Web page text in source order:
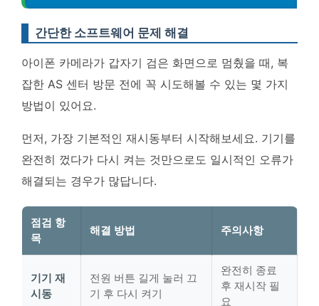
간단한 소프트웨어 문제 해결
아이폰 카메라가 갑자기 검은 화면으로 멈췄을 때, 복
잡한 AS 센터 방문 전에 꼭 시도해볼 수 있는 몇 가지
방법이 있어요.
먼저, 가장 기본적인 재시동부터 시작해보세요. 기기를
완전히 껐다가 다시 켜는 것만으로도 일시적인 오류가
해결되는 경우가 많답니다.
점검 항
목
해결 방법 주의사항
기기 재
시동
전원 버튼 길게 눌러 끄
기 후 다시 켜기
완전히 종료
후 재시작 필
요